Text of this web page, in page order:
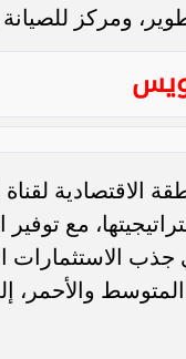
ومركز للصيانة
الاقتصادية
مع توفير
جذب
بالبحرين المتوسط